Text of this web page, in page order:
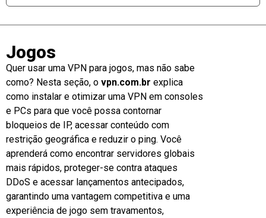
Jogos
Quer usar uma VPN para jogos, mas não sabe
como? Nesta seção, o vpn.com.br explica
como instalar e otimizar uma VPN em consoles
e PCs para que você possa contornar
bloqueios de IP, acessar conteúdo com
restrição geográfica e reduzir o ping. Você
aprenderá como encontrar servidores globais
mais rápidos, proteger-se contra ataques
DDoS e acessar lançamentos antecipados,
garantindo uma vantagem competitiva e uma
experiência de jogo sem travamentos,